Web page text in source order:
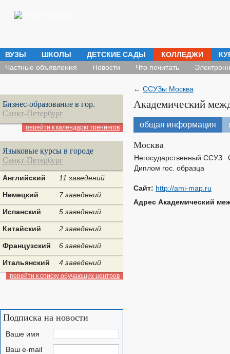
ВУЗЫ ШКОЛЫ ДЕТСКИЕ САДЫ КОЛЛЕДЖИ
Частные объявления
Новости Что почитать
← ССУЗы Москва
Академический
общая информация
Москва
Негосударственный ССУЗ
Диплом гос. образца
Сайт: http://ami-map.ru
Адрес Академический
Бизнес-образование в гор.
Санкт-Петербург
перейти к календарю тренингов
Языковые курсы в городе
Санкт-Петербург
Английский 11 заведений
Немецкий 7 заведений
Испанский 5 заведений
Китайский 2 заведений
Французский 6 заведений
Итальянский 4 заведений
перейти к списку обучающих центров
Подписка на новости
Ваше имя
Ваш e-mail